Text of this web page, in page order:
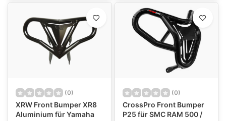
(0)
XRW Front Bumper XR8
Aluminium für Yamaha
(0)
CrossPro Front Bumper
P25 für SMC RAM 500 /